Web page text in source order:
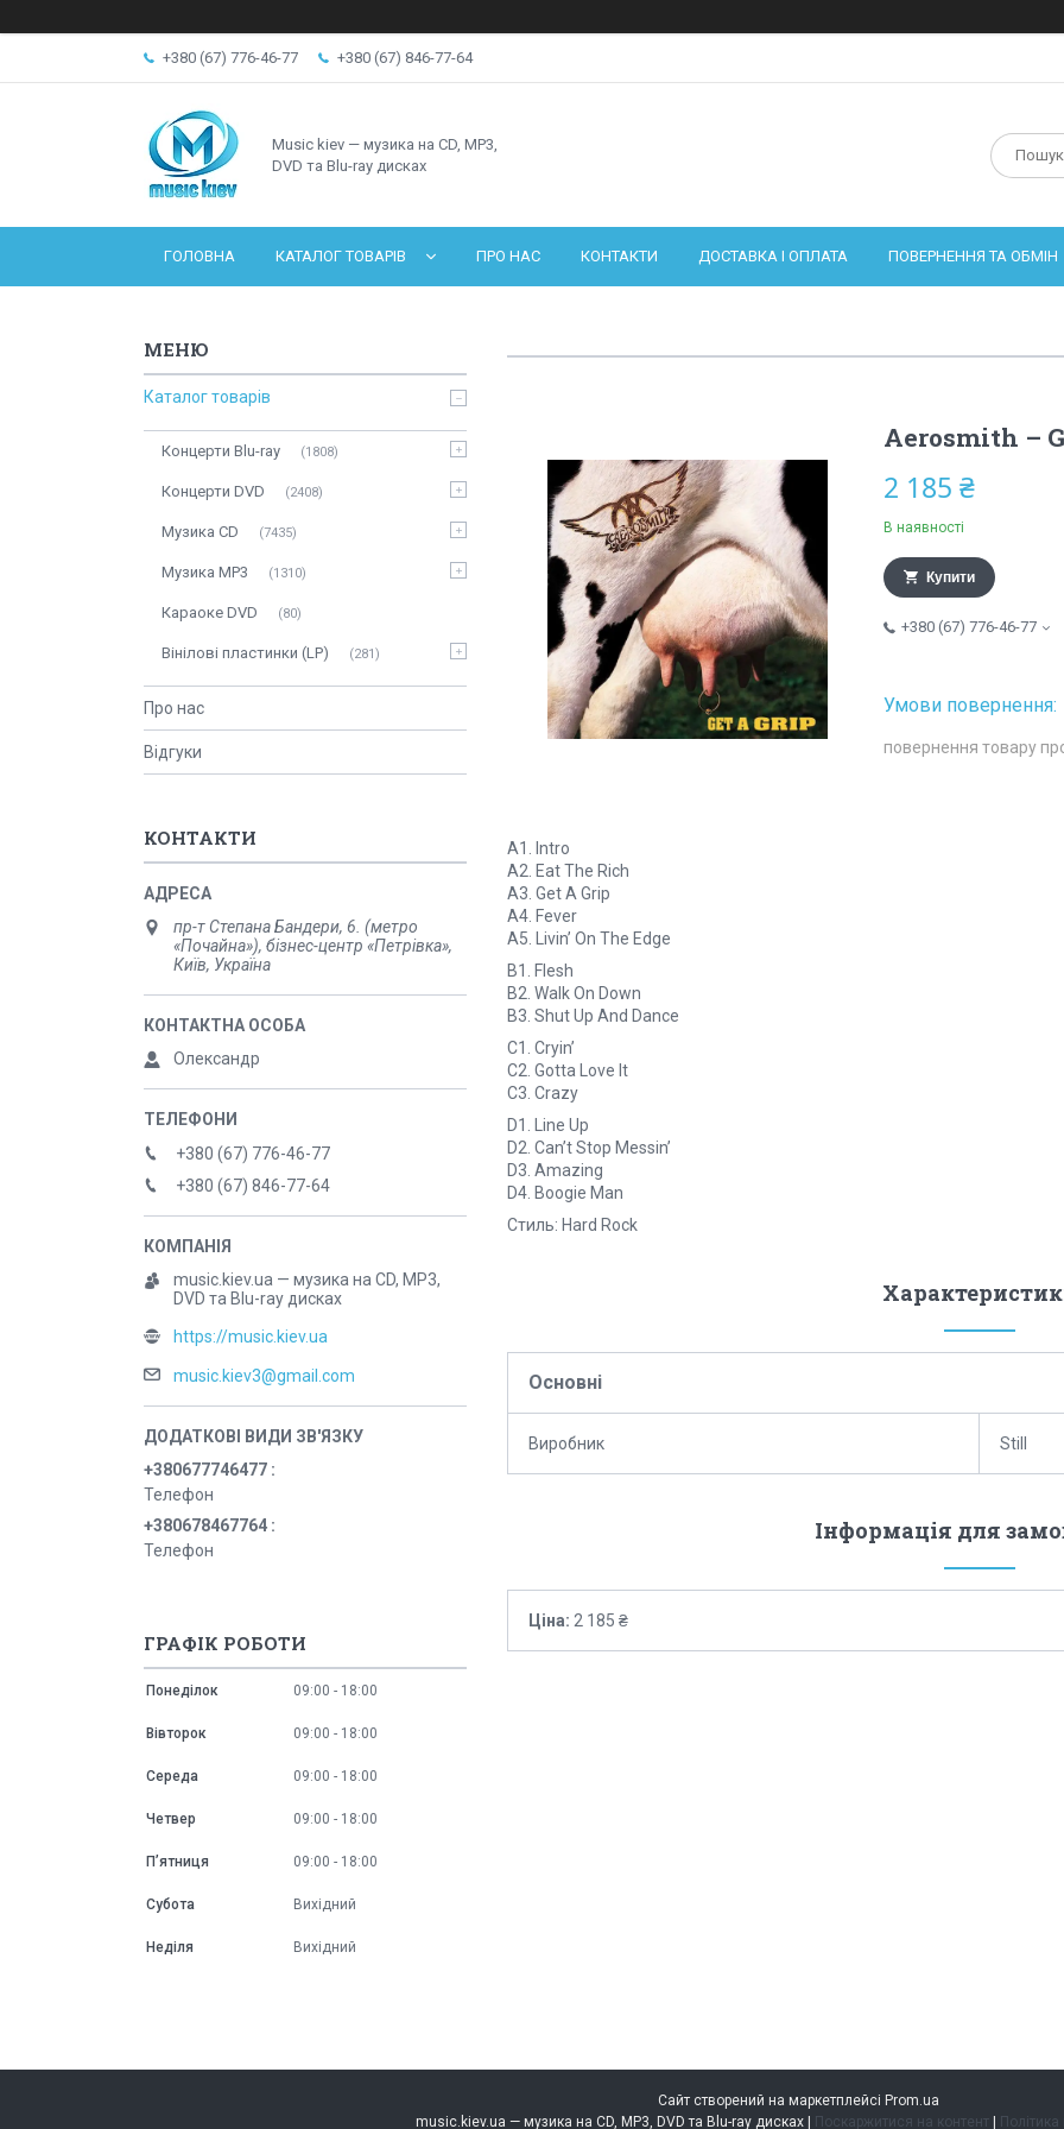
+380 (67) 776-46-77 +380 (67) 846-77-64
Music kiev — музика на CD, MP3,
DVD та Blu-ray дисках
ГОЛОВНА КАТАЛОГ ТОВАРІВ ПРО НАС КОНТАКТИ ДОСТАВКА І ОПЛАТА ПОВЕРНЕННЯ ТА ОБМІН
Aerosmith –
2 185 ₴
В наявності
Купити
+380 (67) 776-46-77
повернення товару
A1. Intro
A2. Eat The Rich
A3. Get A Grip
A4. Fever
A5. Livin’ On The Edge
B1. Flesh
B2. Walk On Down
B3. Shut Up And Dance
C1. Cryin’
C2. Gotta Love It
C3. Crazy
D1. Line Up
D2. Can’t Stop Messin’
D3. Amazing
D4. Boogie Man
Стиль: Hard Rock
Основні
Виробник Still
Інформація для
Ціна: 2 185 ₴
Каталог товарів
Концерти Blu-ray 1808
Концерти DVD 2408
Музика CD 7435
Музика MP3 1310
Караоке DVD 80
Вінілові пластинки (LP) 281
Про нас
Відгуки
КОНТАКТИ
пр-т Степана Бандери, 6. (метро
«Почайна»), бізнес-центр «Петрівка»,
Київ, Україна
Олександр
+380 (67) 776-46-77
+380 (67) 846-77-64
music.kiev.ua — музика на CD, MP3,
DVD та Blu-ray дисках
https://music.kiev.ua
music.kiev3@gmail.com
+380677746477
Телефон
+380678467764
Телефон
ГРАФІК РОБОТИ
Понеділок 09:00 18:00
Вівторок 09:00 18:00
Середа 09:00 18:00
Четвер 09:00 18:00
Пʼятниця 09:00 18:00
Субота Вихідний
Неділя Вихідний
Сайт створений на маркетплейсі Prom.ua
music.kiev.ua — музика на CD, MP3, DVD та Blu-ray дисках | Поскаржитися на контент | Політика